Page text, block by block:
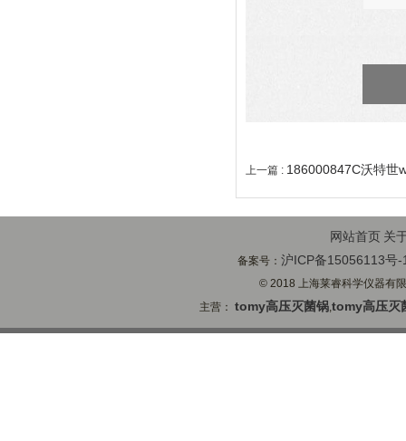
上一篇 : 186000847C沃特世
网站首页 关
备案号：沪ICP备15056113号-
© 2018 上海莱睿科学仪器有
主营：tomy高压灭菌锅,tomy高压灭